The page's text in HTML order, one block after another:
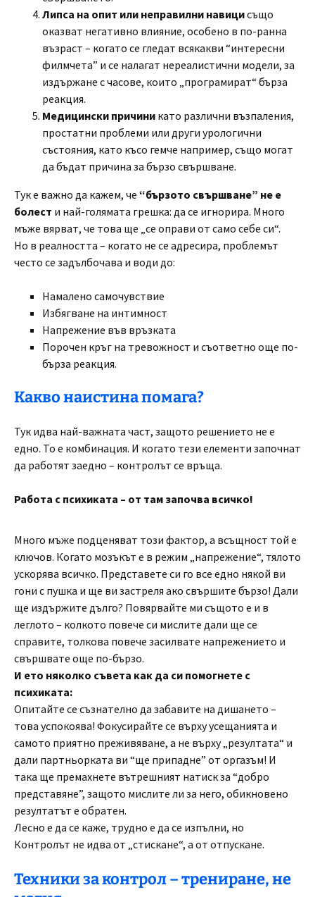
Липса на опит или неправилни навицисъщо
оказват негативно влияние, особено в по-ранна
възраст – когато се гледат всякакви “интересни
филмчета” и се налагат нереалистични модели, за
издържане с часове, които „програмират“ бърза
реакция.
Медицински причини като различни възпаления,
простатни проблеми или други урологични
състояния, като късо гемче например, също могат
да бъдат причина за бързо свършване.
Тук е важно да кажем, че “бързото свършване” не е
болест и най-голямата грешка: да се игнорира. Много
мъже вярват, че това ще „се оправи от само себе си“.
Но в реалността – когато не се адресира, проблемът
често се задълбочава и води до:
Намалено самочувствие
Избягване на интимност
Напрежение във връзката
Порочен кръг на тревожност и съответно още по-
бърза реакция.
Какво наистина помага?
Тук идва най-важната част, защото решението не е
едно. То е комбинация. И когато тези елементи започнат
да работят заедно – контролът се връща.
Работа с психиката – от там започва всичко!
Много мъже подценяват този фактор, а всъщност той е
ключов. Когато мозъкът е в режим „напрежение“, тялото
ускорява всичко. Представете си го все едно някой ви
гони с пушка и ще ви застреля ако свършите бързо! Дали
ще издържите дълго? Повярвайте ми същото е и в
леглото – колкото повече си мислите дали ще се
справите, толкова повече засилвате напрежението и
свършвате още по-бързо.
И ето няколко съвета как да си помогнете с
психиката:
Опитайте се съзнателно да забавите на дишането –
това успокоява! Фокусирайте се върху усещанията и
самото приятно преживяване, а не върху „резултата“ и
дали партньорката ви “ще припадне” от оргазъм! И
така ще премахнете вътрешният натиск за “добро
представяне”, защото мислите ли за него, обикновено
резултатът е обратен.
Лесно е да се каже, трудно е да се изпълни, но
Контролът не идва от „стискане“, а от отпускане.
Техники за контрол – трениране, не